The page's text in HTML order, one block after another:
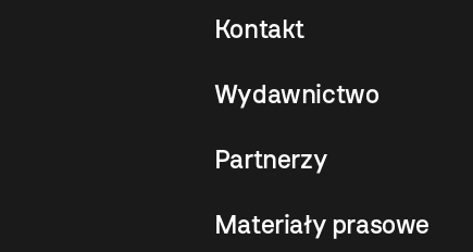
Kontakt
Wydawnictwo
Partnerzy
Materiały prasowe